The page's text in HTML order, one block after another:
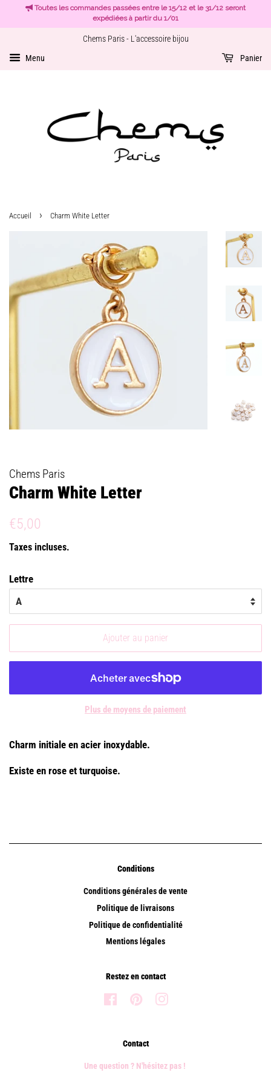
Toutes les commandes passées entre le 15/12 et le 31/12 seront
expédiées à partir du 1/01
Chems Paris - L'accessoire bijou
Menu Panier
Accueil › Charm White Letter
Chems Paris
Charm White Letter
Prix
€5,00
Taxes incluses.
Lettre
Ajouter au panier
Plus de moyens de paiement
Charm initiale en acier inoxydable.
Existe en rose et turquoise.
Conditions
Conditions générales de vente
Politique de livraisons
Politique de confidentialité
Mentions légales
Restez en contact
Facebook Pinterest
Contact
Une question ? N'hésitez pas !